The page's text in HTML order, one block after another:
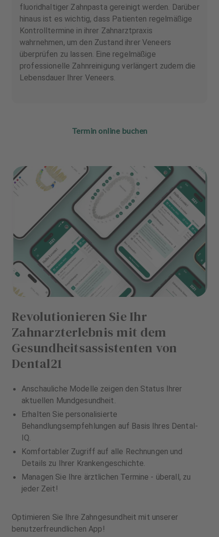
fluoridhaltiger Zahnpasta gereinigt werden. Darüber
hinaus ist es wichtig, dass Patienten regelmäßige
Kontrolltermine in ihrer Zahnarztpraxis
wahrnehmen, um den Zustand ihrer Veneers
überprüfen zu lassen. Eine regelmäßige
professionelle Zahnreinigung verlängert zudem die
Lebensdauer Ihrer Veneers.
Termin online buchen
Revolutionieren Sie Ihr
Zahnarzterlebnis mit dem
Gesundheitsassistenten von
Dental21
Anschauliche Modelle zeigen den Status Ihrer
aktuellen Mundgesundheit.
Erhalten Sie personalisierte
Behandlungsempfehlungen auf Basis Ihres Dental-
IQ.
Komfortabler Zugriff auf alle Rechnungen und
Details zu Ihrer Krankengeschichte.
Managen Sie Ihre ärztlichen Termine - überall, zu
jeder Zeit!
Optimieren Sie Ihre Zahngesundheit mit unserer
benutzerfreundlichen App!